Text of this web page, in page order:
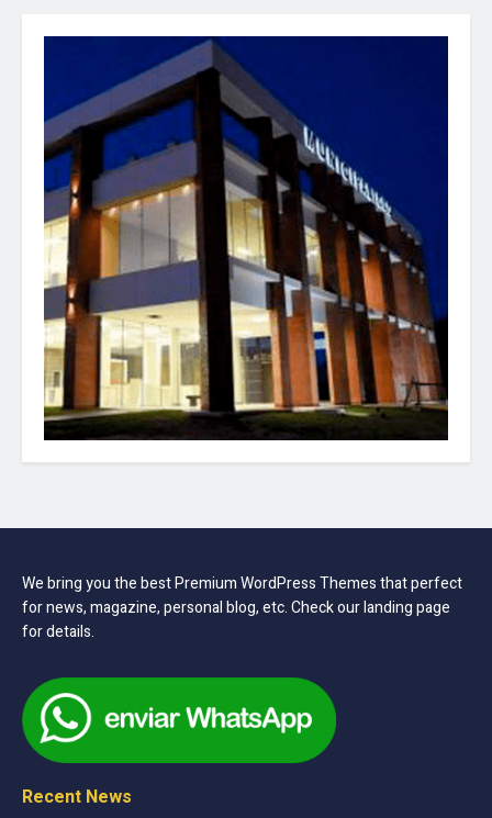
We bring you the best Premium WordPress Themes that perfect
for news, magazine, personal blog, etc. Check our landing page
for details.
Recent News